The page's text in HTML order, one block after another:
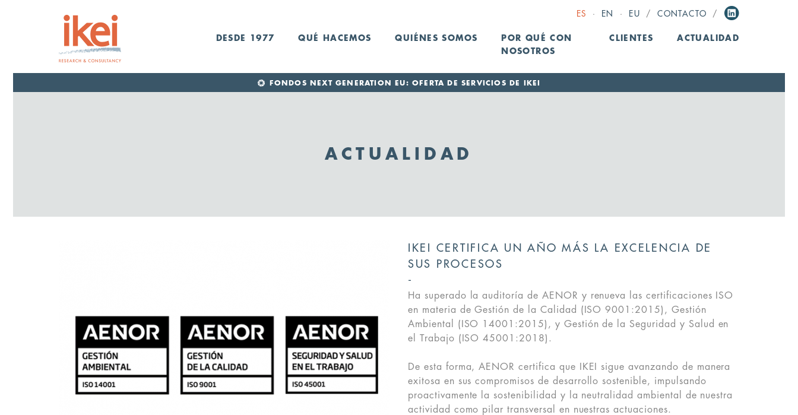
ES · EN · EU / CONTACTO /
DESDE 1977 QUÉ HACEMOS QUIÉNES SOMOS
POR QUÉ CON
NOSOTROS
CLIENTES ACTUALIDAD
FONDOS NEXT GENERATION EU: OFERTA DE SERVICIOS DE IKEI
ACTUALIDAD
IKEI CERTIFICA UN AÑO MÁS LA EXCELENCIA DE
SUS PROCESOS
Ha superado la auditoría de AENOR y renueva las certificaciones ISO
en materia de Gestión de la Calidad (ISO 9001:2015), Gestión
Ambiental (ISO 14001:2015), y Gestión de la Seguridad y Salud en
el Trabajo (ISO 45001:2018).
De esta forma, AENOR certifica que IKEI sigue avanzando de manera
exitosa en sus compromisos de desarrollo sostenible, impulsando
proactivamente la sostenibilidad y la neutralidad ambiental de nuestra
actividad como pilar transversal en nuestras actuaciones.